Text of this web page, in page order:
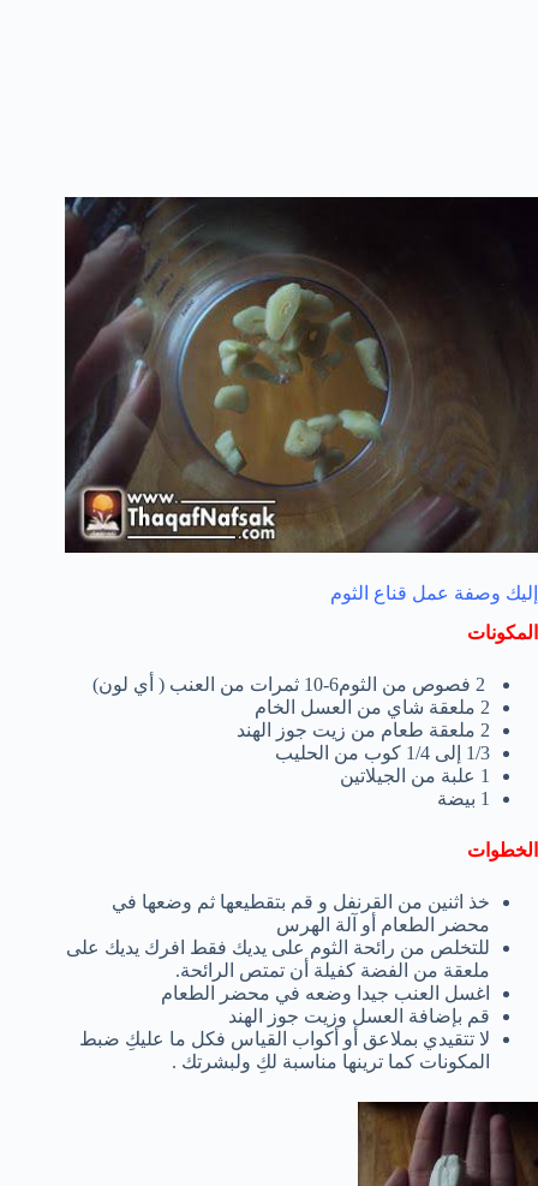
إليك وصفة عمل قناع الثوم
المكونات
2 ملعقة شاي من العسل الخام
2 ملعقة طعام من زيت جوز الهند
1/3 إلى 1/4 كوب من الحليب
1 علبة من الجيلاتين
1 بيضة
الخطوات
خذ اثنين من القرنفل و قم بتقطيعها ثم وضعها في
محضر الطعام أو آلة الهرس
للتخلص من رائحة الثوم على يديك فقط افرك يديك على
ملعقة من الفضة كفيلة أن تمتص الرائحة.
اغسل العنب جيدا وضعه في محضر الطعام
قم بإضافة العسل وزيت جوز الهند
لا تتقيدي بملاعق أو أكواب القياس فكل ما عليكِ ضبط
المكونات كما ترينها مناسبة لكِ ولبشرتك .